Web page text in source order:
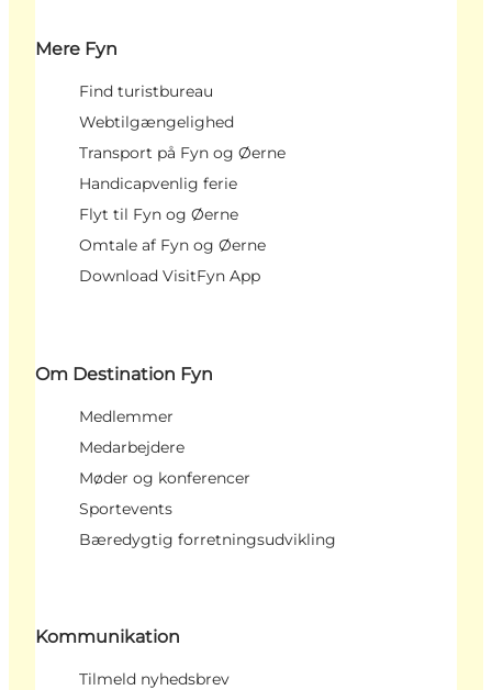
Mere Fyn
Find turistbureau
Webtilgængelighed
Transport på Fyn og Øerne
Handicapvenlig ferie
Flyt til Fyn og Øerne
Omtale af Fyn og Øerne
Download VisitFyn App
Om Destination Fyn
Medlemmer
Medarbejdere
Møder og konferencer
Sportevents
Bæredygtig forretningsudvikling
Kommunikation
Tilmeld nyhedsbrev